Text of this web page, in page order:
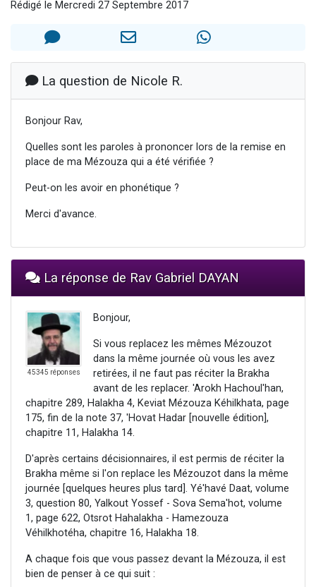
12 nouvelles musiques dans Torah-Box Music
2 personnes viennent de nous rejoindre sur WhatsApp
Rédigé le Mercredi 27 Septembre 2017
La question de Nicole R.
Bonjour Rav,
Quelles sont les paroles à prononcer lors de la remise en
place de ma Mézouza qui a été vérifiée ?
Peut-on les avoir en phonétique ?
Merci d'avance.
La réponse de Rav Gabriel DAYAN
45345 réponses
Bonjour,
Si vous replacez les mêmes Mézouzot
dans la même journée où vous les avez
retirées, il ne faut pas réciter la Brakha
avant de les replacer. 'Arokh Hachoul'han,
chapitre 289, Halakha 4, Keviat Mézouza Kéhilkhata, page
175, fin de la note 37, 'Hovat Hadar [nouvelle édition],
chapitre 11, Halakha 14.
D'après certains décisionnaires, il est permis de réciter la
Brakha même si l'on replace les Mézouzot dans la même
journée [quelques heures plus tard]. Yé'havé Daat, volume
3, question 80, Yalkout Yossef - Sova Sema'hot, volume
1, page 622, Otsrot Hahalakha - Hamezouza
Véhilkhotéha, chapitre 16, Halakha 18.
A chaque fois que vous passez devant la Mézouza, il est
bien de penser à ce qui suit :